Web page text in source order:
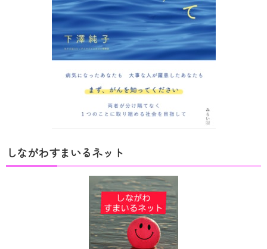
しながわすまいるネット